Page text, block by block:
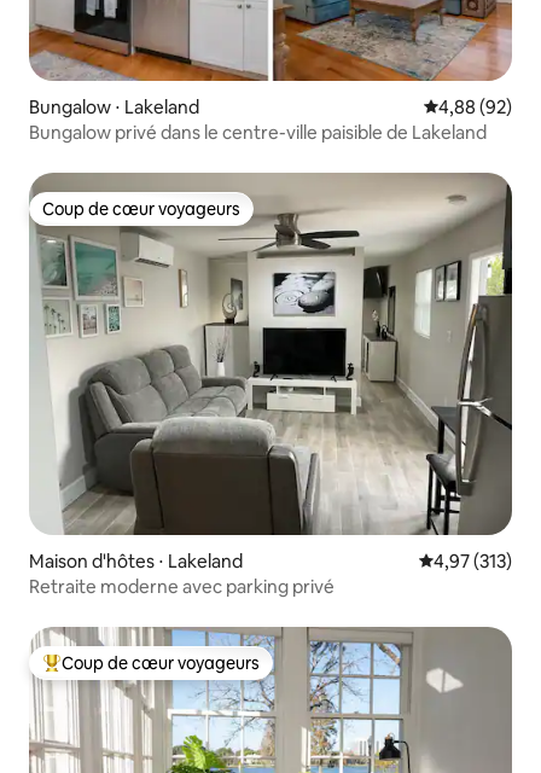
Bungalow ⋅ Lakeland Évaluation
4,88 (92)
Bungalow privé dans le centre-ville paisible de Lakeland
Coup de cœur voyageurs
Coup de cœur voyageurs
Maison d'hôtes ⋅ Lakeland Évaluation
4,97 (313)
Retraite moderne avec parking privé
Coups de cœur voyageurs les plus appréciés
Coup de cœur voyageurs